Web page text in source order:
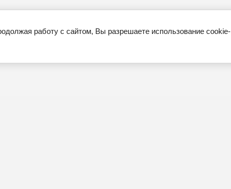
работу с сайтом, Вы разрешаете использование cookie-